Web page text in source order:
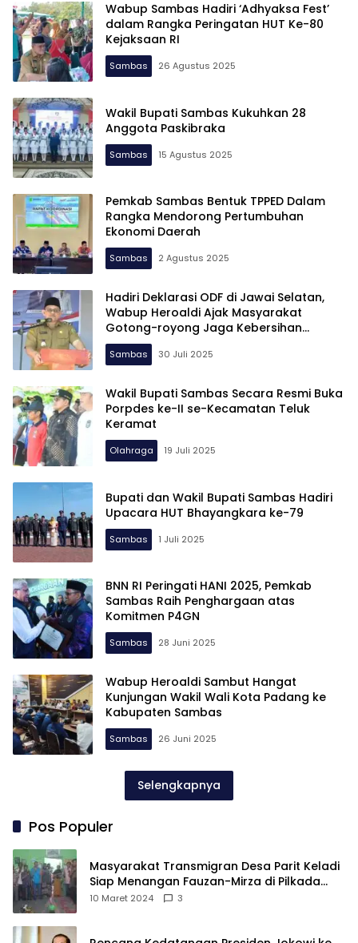
Wabup Sambas Hadiri ‘Adhyaksa Fest’
dalam Rangka Peringatan HUT Ke-80
Kejaksaan RI
Sambas 26 Agustus 2025
Wakil Bupati Sambas Kukuhkan 28
Anggota Paskibraka
Sambas 15 Agustus 2025
Pemkab Sambas Bentuk TPPED Dalam
Rangka Mendorong Pertumbuhan
Ekonomi Daerah
Sambas 2 Agustus 2025
Hadiri Deklarasi ODF di Jawai Selatan,
Wabup Heroaldi Ajak Masyarakat
Gotong-royong Jaga Kebersihan
Lingkungan
Sambas 30 Juli 2025
Wakil Bupati Sambas Secara Resmi Buka
Porpdes ke-II se-Kecamatan Teluk
Keramat
Olahraga 19 Juli 2025
Bupati dan Wakil Bupati Sambas Hadiri
Upacara HUT Bhayangkara ke-79
Sambas 1 Juli 2025
BNN RI Peringati HANI 2025, Pemkab
Sambas Raih Penghargaan atas
Komitmen P4GN
Sambas 28 Juni 2025
Wabup Heroaldi Sambut Hangat
Kunjungan Wakil Wali Kota Padang ke
Kabupaten Sambas
Sambas 26 Juni 2025
Selengkapnya
Pos Populer
Masyarakat Transmigran Desa Parit Keladi
Siap Menangan Fauzan-Mirza di Pilkada
Kubu Raya
10 Maret 2024 3